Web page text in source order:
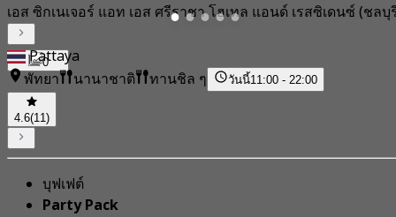
0
เอส ซิกเนเจอร์ แอท เอส ศรีราชา โฮเทล แอนด์ เรสซิเดนซ์ (ชลบุ
Pattaya
พัทยา
นานาชาติ ทานชิล ๆ วันนี้11:00 - 22:00
4.6(11)
บุฟเฟต์
Party Pack